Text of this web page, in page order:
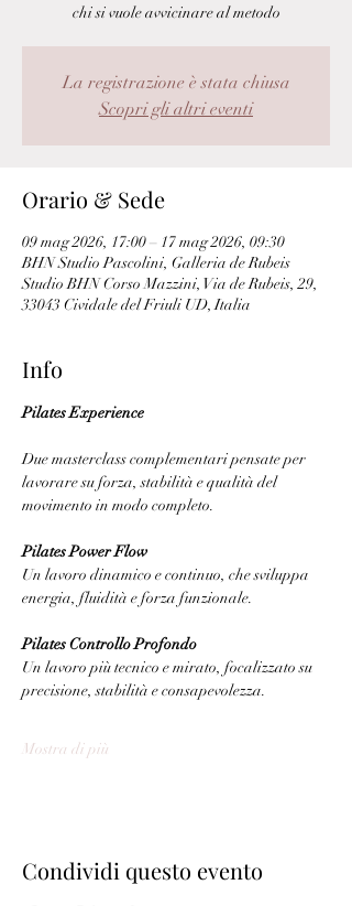
chi si vuole avvicinare al metodo
La registrazione è stata chiusa
Scopri gli altri eventi
Orario & Sede
09 mag 2026, 17:00 – 17 mag 2026, 09:30
BHN Studio Pascolini, Galleria de Rubeis
Studio BHN Corso Mazzini, Via de Rubeis, 29,
33043 Cividale del Friuli UD, Italia
Info
Pilates Experience
Due masterclass complementari pensate per
lavorare su forza, stabilità e qualità del
movimento in modo completo.
Pilates Power Flow
Un lavoro dinamico e continuo, che sviluppa
energia, fluidità e forza funzionale.
Pilates Controllo Profondo
Un lavoro più tecnico e mirato, focalizzato su
precisione, stabilità e consapevolezza.
Mostra di più
Condividi questo evento